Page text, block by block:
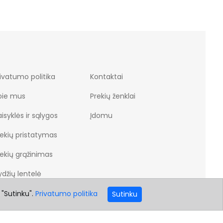
politika
mus
ir sąlygos
pristatymas
grąžinimas
lentelė
Kontaktai
Prekių ženklai
Įdomu
Privatumo politika Sutinku